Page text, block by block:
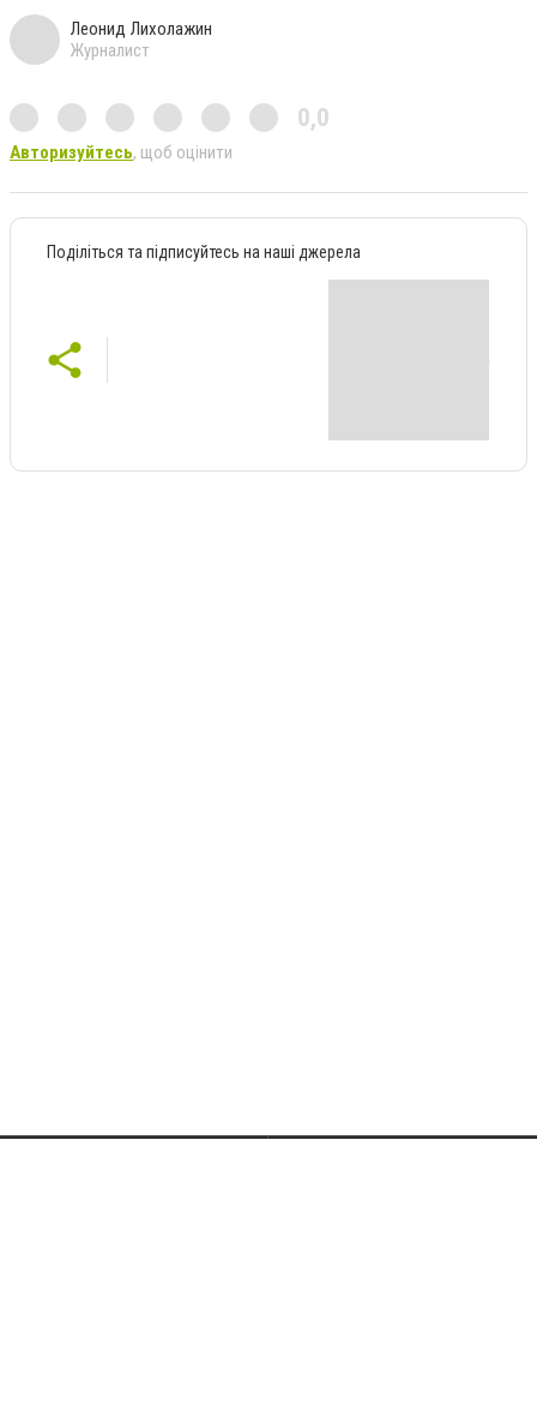
Леонид Лихолажин
Журналист
0,0
Авторизуйтесь, щоб оцінити
Поділіться та підписуйтесь на наші джерела